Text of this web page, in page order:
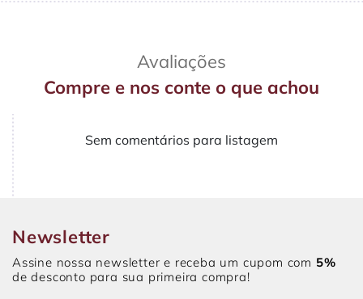
Avaliações
Compre e nos conte o que achou
Sem comentários para listagem
Newsletter
Assine nossa newsletter e receba um cupom com 5%
de desconto para sua primeira compra!